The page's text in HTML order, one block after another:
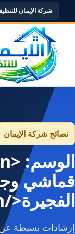
شركة الإيمان للتنظيف
نصائح شركة الإيمان
قماشي
الفجيرة</span>
إرشادات بسيطة عن